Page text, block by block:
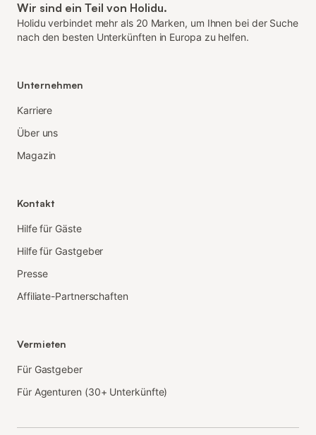
Wir sind ein Teil von Holidu.
Holidu verbindet mehr als 20 Marken, um Ihnen bei der Suche
nach den besten Unterkünften in Europa zu helfen.
Unternehmen
Karriere
Über uns
Magazin
Kontakt
Hilfe für Gäste
Hilfe für Gastgeber
Presse
Affiliate-Partnerschaften
Vermieten
Für Gastgeber
Für Agenturen (30+ Unterkünfte)